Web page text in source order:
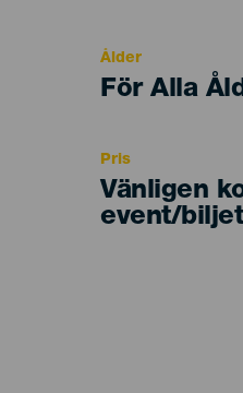
Ålder
Edad
För Alla
Pris
Vänligen
event/